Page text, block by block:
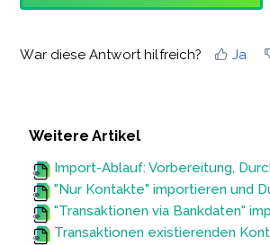
War diese Antwort hilfreich? Ja
Weitere Artikel
"Transaktionen via Bankdaten"
Transaktionen existierenden